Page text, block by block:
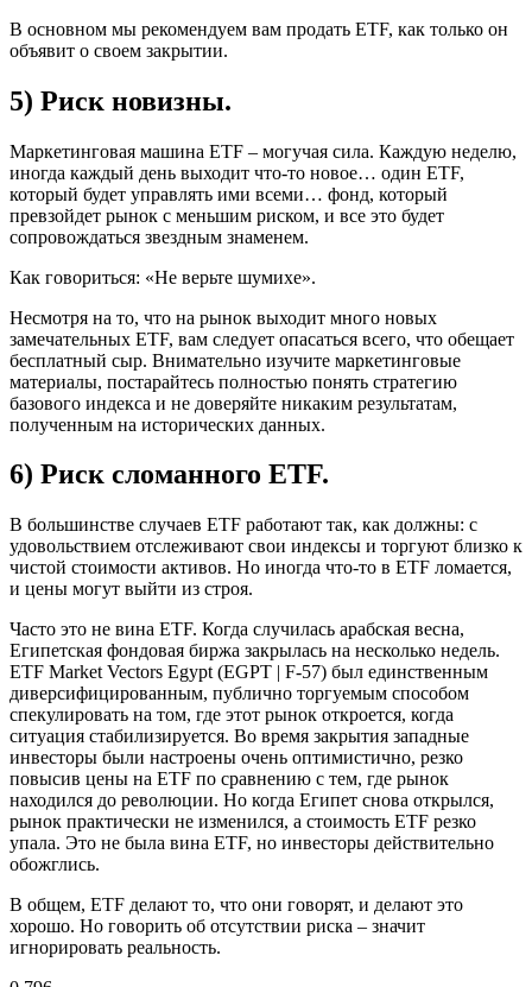
В основном мы рекомендуем вам продать ETF, как только он
объявит о своем закрытии.
5) Риск новизны.
Маркетинговая машина ETF – могучая сила. Каждую неделю,
иногда каждый день выходит что-то новое… один ETF,
который будет управлять ими всеми… фонд, который
превзойдет рынок с меньшим риском, и все это будет
сопровождаться звездным знаменем.
Как говориться: «Не верьте шумихе».
Несмотря на то, что на рынок выходит много новых
замечательных ETF, вам следует опасаться всего, что обещает
бесплатный сыр. Внимательно изучите маркетинговые
материалы, постарайтесь полностью понять стратегию
базового индекса и не доверяйте никаким результатам,
полученным на исторических данных.
6) Риск сломанного ETF.
В большинстве случаев ETF работают так, как должны: с
удовольствием отслеживают свои индексы и торгуют близко к
чистой стоимости активов. Но иногда что-то в ETF ломается,
и цены могут выйти из строя.
Часто это не вина ETF. Когда случилась арабская весна,
Египетская фондовая биржа закрылась на несколько недель.
ETF Market Vectors Egypt (EGPT | F-57) был единственным
диверсифицированным, публично торгуемым способом
спекулировать на том, где этот рынок откроется, когда
ситуация стабилизируется. Во время закрытия западные
инвесторы были настроены очень оптимистично, резко
повысив цены на ETF по сравнению с тем, где рынок
находился до революции. Но когда Египет снова открылся,
рынок практически не изменился, а стоимость ETF резко
упала. Это не была вина ETF, но инвесторы действительно
обожглись.
В общем, ETF делают то, что они говорят, и делают это
хорошо. Но говорить об отсутствии риска – значит
игнорировать реальность.